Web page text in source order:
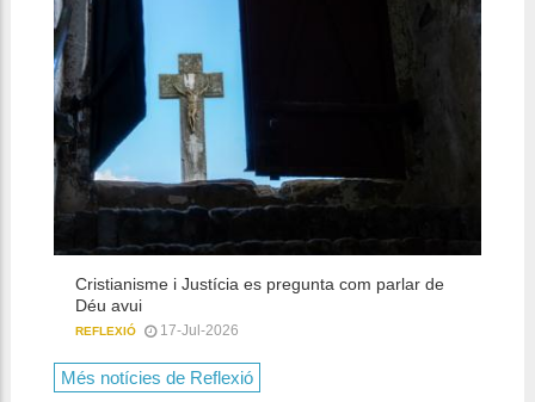
Cristianisme i Justícia es pregunta com parlar de
Déu avui
REFLEXIÓ 17-Jul-2026
Més notícies de Reflexió